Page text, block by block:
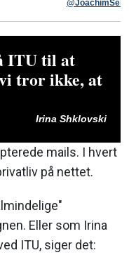
ITU til at
vi tror ikke, at
Irina Shklovski
mails. I hvert
på nettet.
Eller som Irina
ITU, siger det: